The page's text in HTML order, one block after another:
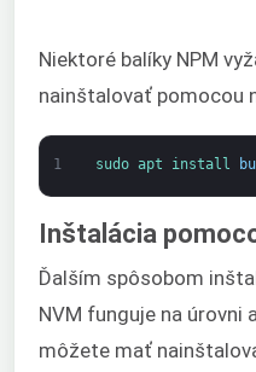
Niektoré balíky NPM
nainštalovať pomocou
1 sudo apt install
Inštalácia
Ďalším spôsobom
NVM funguje na úrovni
môžete mať